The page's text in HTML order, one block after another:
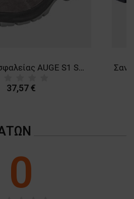
Σανδάλια ασφαλείας AUGE S1 SRC
37,57 €
0